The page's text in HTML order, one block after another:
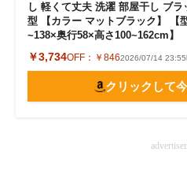
し 軽くて丈夫 洗濯 部屋干し ブ
型 【カラー マットブラック】 【
~138×奥行58×高さ100~162cm】
￥3,734OFF： ￥8462026/07/14 23:55
クリックして